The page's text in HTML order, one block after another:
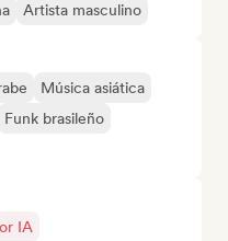
Artista masculino
Música asiática
Funk brasileño
IA